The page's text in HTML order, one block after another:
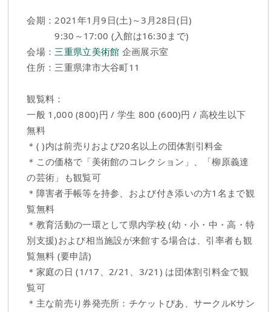
会期：2021年1月9日(土)～3月28日(日)
9:30～17:00 (入館は16:30まで)
会場：三重県立美術館 企画展示室
住所：三重県津市大谷町11
観覧料：
一般 1,000 (800)円 / 学生 800 (600)円 / 高校生以下
無料
＊( )内は前売りおよび20名以上の団体割引料金
＊この価格で「美術館のコレクション」、「柳原義達
の芸術」も観覧可
＊障害者手帳等を持参、および付き添いの方1名まで観
覧無料
＊教育活動の一環として県内学校 (幼・小・中・高・特
別支援)および相当施設が来館する場合は、引率者も観
覧無料 (要申請)
＊家庭の日 (1/17、2/21、3/21) は団体割引料金で観
覧可
＊主な前売り券発売所：チケットぴあ、サークルKサン